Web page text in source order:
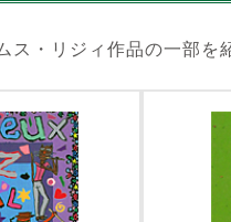
ス・リジィ作品の一部を